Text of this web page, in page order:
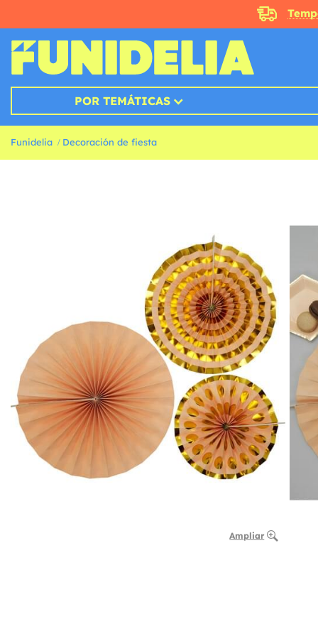
POR TEMÁTICAS
Funidelia Decoración de fiesta
Ampliar